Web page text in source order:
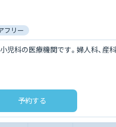
フリー
児科の医療機関です。婦人科、産
予約する